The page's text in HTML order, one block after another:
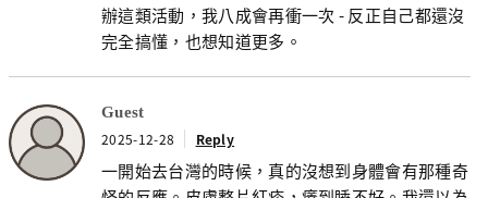
辦這類活動，我八成會再衝一次 - 反正自己都還沒
完全搞懂，也想知道更多。
Guest
2025-12-28 Reply
一開始去台灣的時候，真的沒想到身體會有那種奇